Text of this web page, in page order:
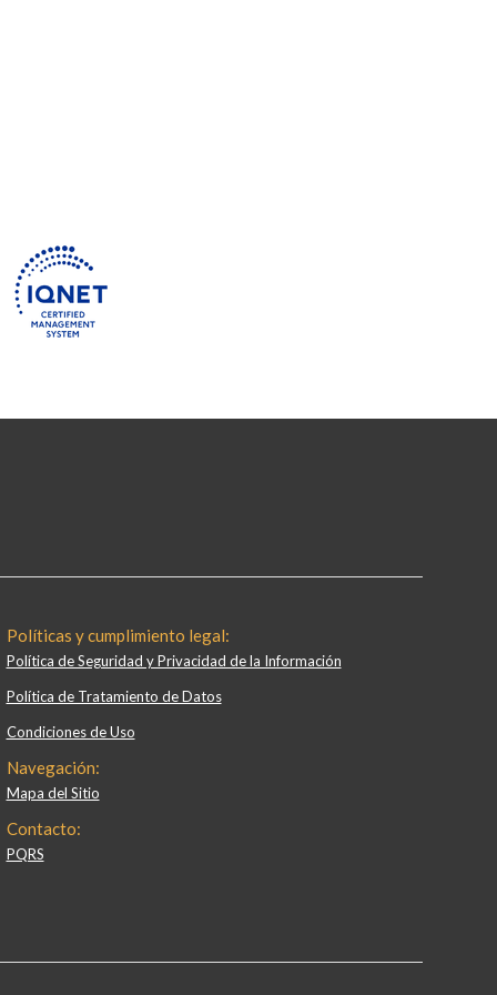
Políticas y cumplimiento legal:
Política de Seguridad y Privacidad de la Información
Política de Tratamiento de Datos
Condiciones de Uso
Navegación:
Mapa del Sitio
Contacto:
PQRS